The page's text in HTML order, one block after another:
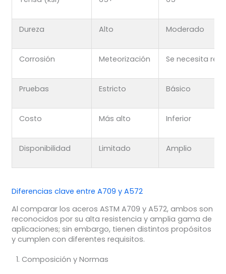
Dureza Alto Moderado
Corrosión Meteorización Se necesita
Pruebas Estricto Básico
Costo Más alto Inferior
Disponibilidad Limitado Amplio
Diferencias clave entre A709 y A572
Al comparar los aceros ASTM A709 y A572, ambos son
reconocidos por su alta resistencia y amplia gama de
aplicaciones; sin embargo, tienen distintos propósitos
y cumplen con diferentes requisitos.
Composición y Normas